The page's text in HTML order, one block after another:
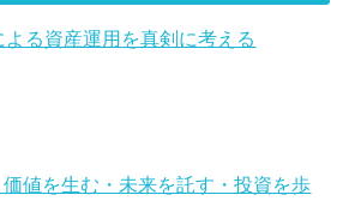
る資産運用を真剣に考える
値を生む・未来を託す・投資を歩